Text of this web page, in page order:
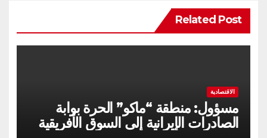
Related Post
الاقتصادية
مسؤول: منطقة “ماكو” الحرة بوابة
الصادرات الإيرانية إلى السوق الأفريقية